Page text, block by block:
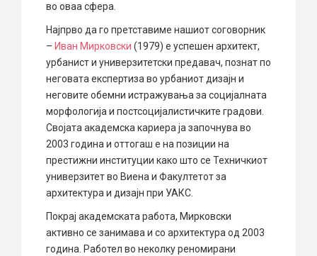
во оваа сфера.
Најпрво да го претставиме нашиот соговорник
– Иван Мирковски (1979) е успешен архитект,
урбанист и универзитетски предавач, познат по
неговата експертиза во урбаниот дизајн и
неговите обемни истражувања за социјалната
морфологија и постсоцијалистичките градови.
Својата академска кариера ја започнува во
2003 година и оттогаш е на позиции на
престижни институции како што се Техничкиот
универзитет во Виена и Факултетот за
архитектура и дизајн при УАКС.
Покрај академската работа, Мирковски
активно се занимава и со архитектура од 2003
година. Работел во неколку реномирани